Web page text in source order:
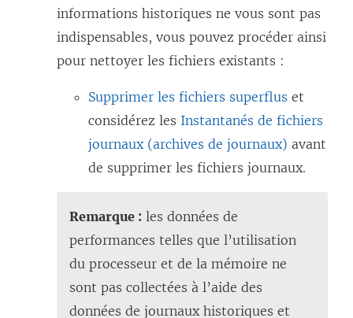
informations historiques ne vous sont pas
indispensables, vous pouvez procéder ainsi
pour nettoyer les fichiers existants :
Supprimer les fichiers superflus et
considérez les Instantanés de fichiers
journaux (archives de journaux) avant
de supprimer les fichiers journaux.
Remarque : les données de
performances telles que l’utilisation
du processeur et de la mémoire ne
sont pas collectées à l’aide des
données de journaux historiques et